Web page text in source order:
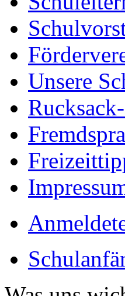
Unsere